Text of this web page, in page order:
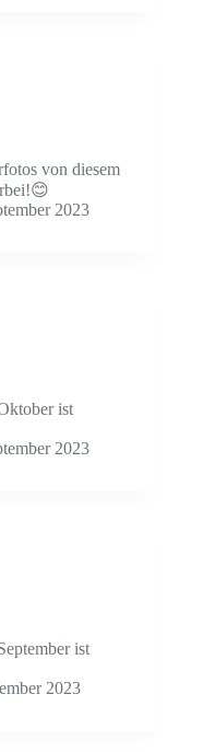
von diesem
2023
ist
2023
ist
2023